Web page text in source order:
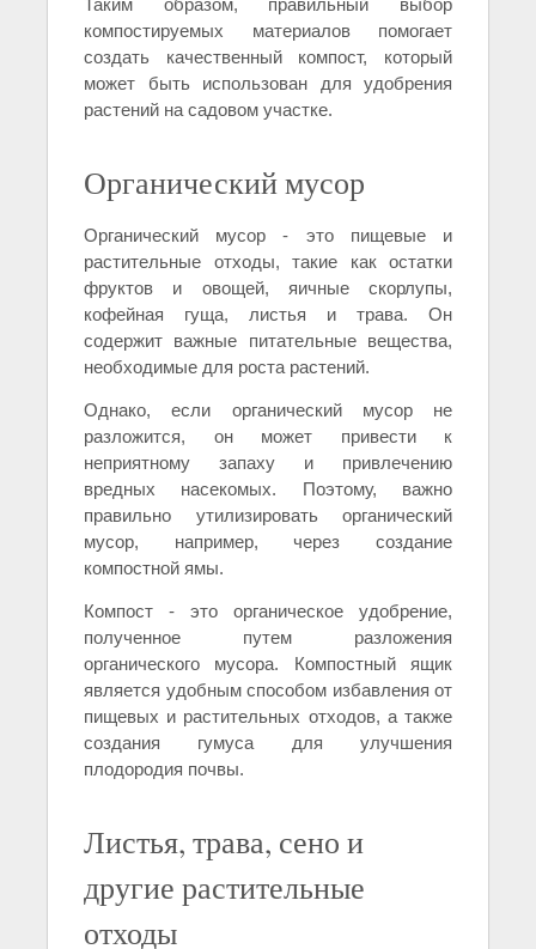
Таким образом, правильный выбор
компостируемых материалов помогает
создать качественный компост, который
может быть использован для удобрения
растений на садовом участке.
Органический мусор
Органический мусор - это пищевые и
растительные отходы, такие как остатки
фруктов и овощей, яичные скорлупы,
кофейная гуща, листья и трава. Он
содержит важные питательные вещества,
необходимые для роста растений.
Однако, если органический мусор не
разложится, он может привести к
неприятному запаху и привлечению
вредных насекомых. Поэтому, важно
правильно утилизировать органический
мусор, например, через создание
компостной ямы.
Компост - это органическое удобрение,
полученное путем разложения
органического мусора. Компостный ящик
является удобным способом избавления от
пищевых и растительных отходов, а также
создания гумуса для улучшения
плодородия почвы.
Листья, трава, сено и
другие растительные
отходы